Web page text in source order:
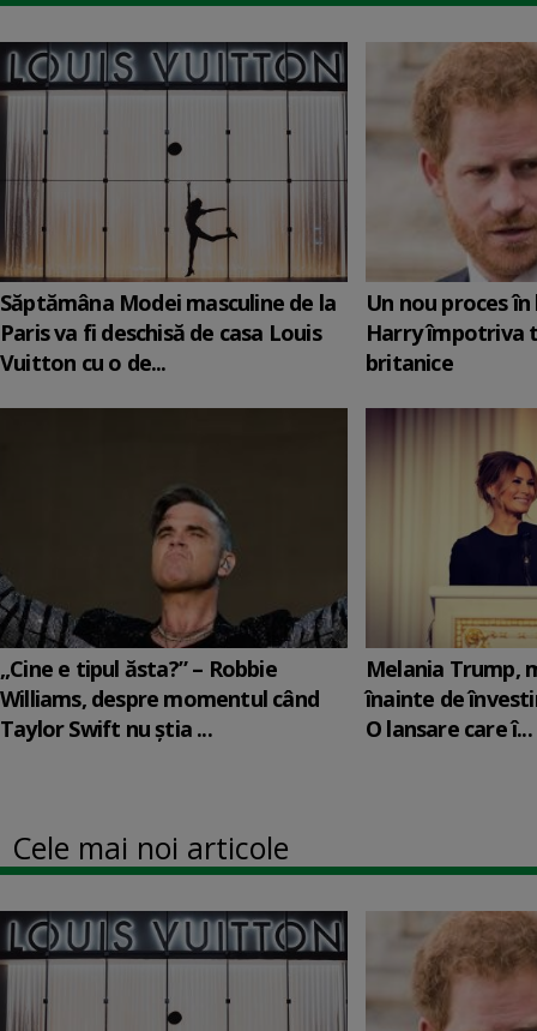
Săptămâna Modei masculine de la
Paris va fi deschisă de casa Louis
Vuitton cu o de...
Un nou proces
Harry împotriva
britanice
„Cine e tipul ăsta?” – Robbie
Williams, despre momentul când
Taylor Swift nu știa ...
Melania Trump,
înainte de
O lansare care î...
Cele mai noi articole